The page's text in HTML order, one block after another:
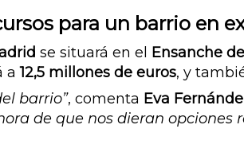
para un barrio en
se situará en el Ensanche
a12,5 millones de euros, y
barrio”, comenta Eva
de que nos dieran opciones